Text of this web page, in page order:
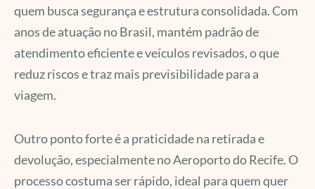
quem busca segurança e estrutura consolidada. Com
anos de atuação no Brasil, mantém padrão de
atendimento eficiente e veículos revisados, o que
reduz riscos e traz mais previsibilidade para a
viagem.
Outro ponto forte é a praticidade na retirada e
devolução, especialmente no Aeroporto do Recife. O
processo costuma ser rápido, ideal para quem quer